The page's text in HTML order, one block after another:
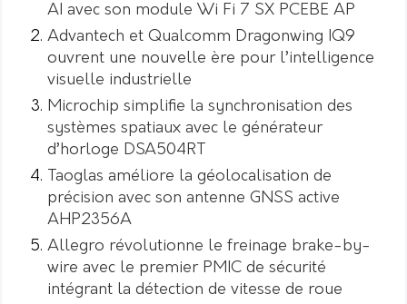
AI avec son module Wi Fi 7 SX PCEBE AP
Advantech et Qualcomm Dragonwing IQ9
ouvrent une nouvelle ère pour l’intelligence
visuelle industrielle
Microchip simplifie la synchronisation des
systèmes spatiaux avec le générateur
d’horloge DSA504RT
Taoglas améliore la géolocalisation de
précision avec son antenne GNSS active
AHP2356A
Allegro révolutionne le freinage brake-by-
wire avec le premier PMIC de sécurité
intégrant la détection de vitesse de roue